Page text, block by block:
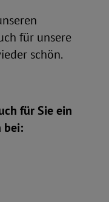
für unsere
schön.
für Sie ein
bei: